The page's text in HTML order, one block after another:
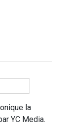
la
YC Media.